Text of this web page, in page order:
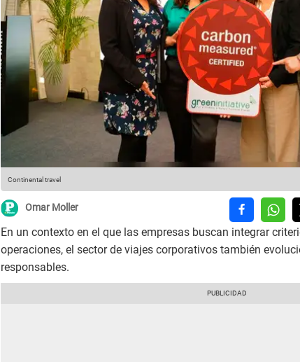
Continental travel
Omar Moller
En un contexto en el que las empresas buscan integrar
operaciones, el sector de viajes corporativos también
responsables.